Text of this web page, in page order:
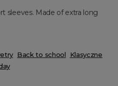
sleeves. Made of extra long
Back to school
Klasyczne